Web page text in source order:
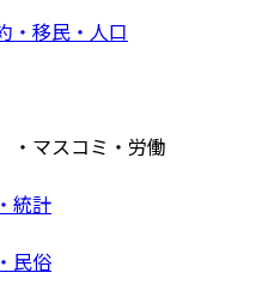
・移民・人口
・マスコミ・労働
統計
民俗